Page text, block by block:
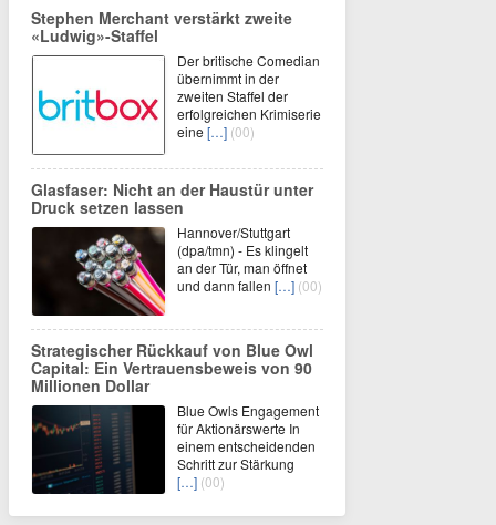
Stephen Merchant verstärkt zweite
«Ludwig»-Staffel
Der britische Comedian
übernimmt in der
zweiten Staffel der
erfolgreichen Krimiserie
eine […] (00)
Glasfaser: Nicht an der Haustür unter
Druck setzen lassen
Hannover/Stuttgart
(dpa/tmn) - Es klingelt
an der Tür, man öffnet
und dann fallen […] (00)
Strategischer Rückkauf von Blue Owl
Capital: Ein Vertrauensbeweis von 90
Millionen Dollar
Blue Owls Engagement
für Aktionärswerte In
einem entscheidenden
Schritt zur Stärkung
[…] (00)